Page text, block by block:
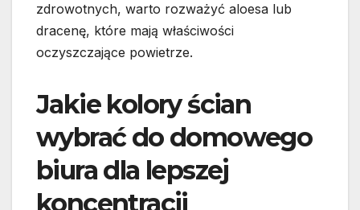
zdrowotnych, warto rozważyć aloesa lub
dracenę, które mają właściwości
oczyszczające powietrze.
Jakie kolory ścian
wybrać do domowego
biura dla lepszej
koncentracji